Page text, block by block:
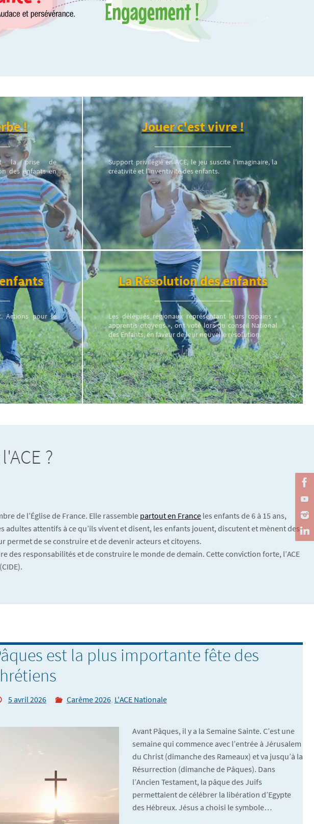
!
la prise de
des enfants en
Jouer c'est vivre !
Support privilégié en ACE, le jeu suscite l'imaginaire, la
créativité et l’inventivité des enfants.
Actions pour le
La Résolution des enfants
Les délégués régionaux représentant leurs copains «
apprentis citoyens », ont voté lors du conseil National
des Enfants, en faveur de leur nouvelle résolution.
?
de l’Église de France. Elle rassemble partout en France les enfants de 6 à 15 ans,
attentifs à ce qu’ils vivent et disent, les enfants jouent, discutent et mènent des
permet de se construire et de devenir acteurs et citoyens.
des responsabilités et de construire le monde de demain. Cette conviction forte, l’ACE
(CIDE).
est la plus importante fête des
5 avril 2026 Carême 2026, L'ACE Nationale
Avant Pâques, il y a la Semaine Sainte. C’est une
semaine qui commence avec l’entrée à Jérusalem
du Christ (dimanche des Rameaux) et va jusqu’à la
Résurrection (dimanche de Pâques). Dans
l’Ancien Testament, la pâque des Juifs
permettaient de célébrer la libération d’Egypte
des Hébreux. Jésus a choisi le symbole…